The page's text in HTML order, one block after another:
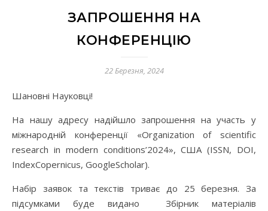
ЗАПРОШЕННЯ НА
КОНФЕРЕНЦІЮ
22 Березня, 2024
Шановні Науковці!
На нашу адресу надійшло запрошення на участь у
міжнародній конференції «Organization of scientific
research in modern conditions’2024», США (ISSN, DOI,
IndexCopernicus, GoogleScholar).
Набір заявок та текстів триває до 25 березня. За
підсумками буде видано Збірник матеріалів